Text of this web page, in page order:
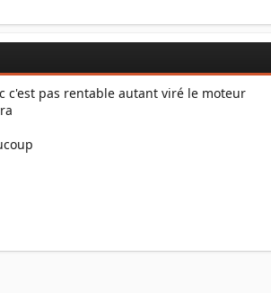
c'est pas rentable autant viré le moteur